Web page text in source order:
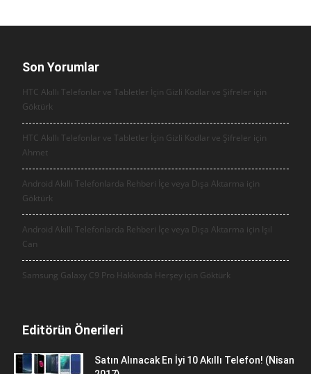
Son Yorumlar
HTC Akıllı Telefonlar ve Tabletler İçin Gizli Kodlar ve Şifreler için
Göktürk
HTC Akıllı Telefonlar ve Tabletler İçin Gizli Kodlar ve Şifreler için
Ahmet
Android Akıllı Telefonlarda Rehberi İçe veya Dışa Aktarma için
Göktürk
Android Akıllı Telefonlarda Rehberi İçe veya Dışa Aktarma için Işıl
Can
Samsung Galaxy C9 Pro Hakkında Herşey için Göktürk
Editörün Önerileri
Satın Alınacak En İyi 10 Akıllı Telefon! (Nisan